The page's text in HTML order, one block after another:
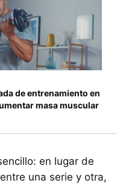
de entrenamiento en
masa muscular
en lugar de
una serie y otra,